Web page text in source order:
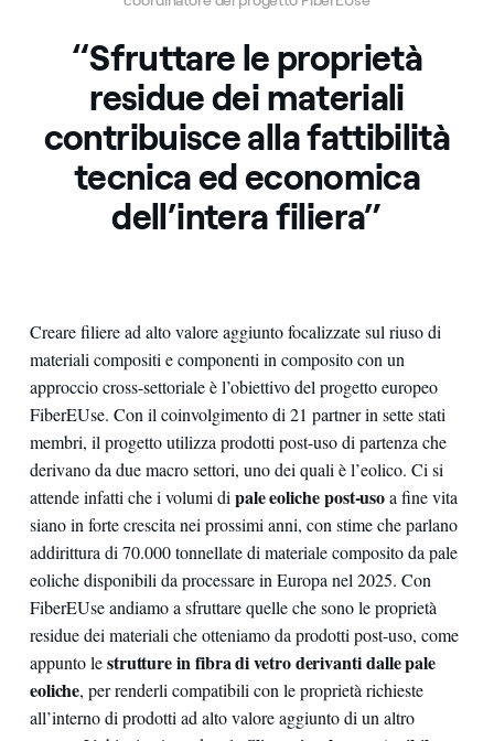
“Sfruttare le proprietà
residue dei materiali
contribuisce alla fattibilità
tecnica ed economica
dell’intera filiera”
Creare filiere ad alto valore aggiunto focalizzate sul riuso di
materiali compositi e componenti in composito con un
approccio cross-settoriale è l’obiettivo del progetto europeo
FiberEUse. Con il coinvolgimento di 21 partner in sette stati
membri, il progetto utilizza prodotti post-uso di partenza che
derivano da due macro settori, uno dei quali è l’eolico. Ci si
attende infatti che i volumi di pale eoliche post-usoa fine vita
siano in forte crescita nei prossimi anni, con stime che parlano
addirittura di 70.000 tonnellate di materiale composito da pale
eoliche disponibili da processare in Europa nel 2025. Con
FiberEUse andiamo a sfruttare quelle che sono le proprietà
residue dei materiali che otteniamo da prodotti post-uso, come
appunto lestrutture in fibra di vetro derivanti dalle pale
eoliche, per renderli compatibili con le proprietà richieste
all’interno di prodotti ad alto valore aggiunto di un altro